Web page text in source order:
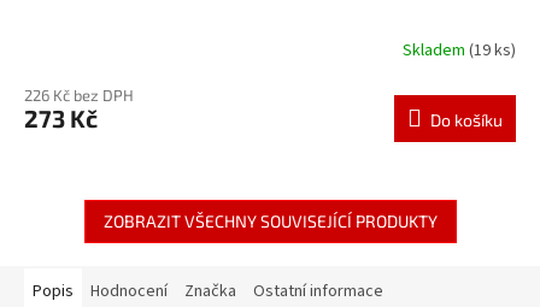
Skladem (19 ks)
226 Kč bez DPH
273 Kč Do košíku
ZOBRAZIT VŠECHNY SOUVISEJÍCÍ PRODUKTY
Popis Hodnocení Značka Ostatní informace